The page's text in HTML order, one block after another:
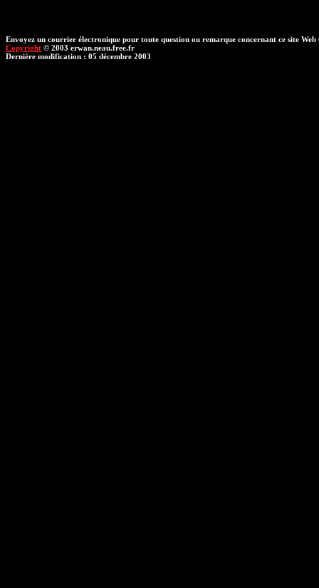
Envoyez un courrier électronique pour toute question ou remarque concernant ce site Web
Copyright © 2003 erwan.neau.free.fr
Dernière modification : 05 décembre 2003